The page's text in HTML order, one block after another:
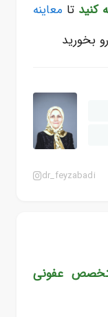
کنید تا معاینه
بخورید
dr_feyzabadi
عفونی